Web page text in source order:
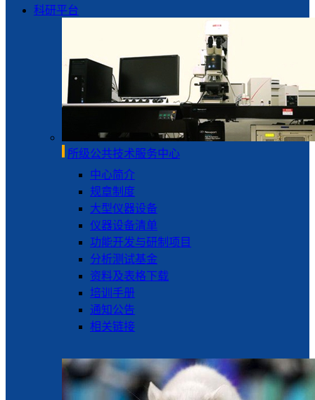
科研平台
所级公共技术服务中心
中心简介
规章制度
大型仪器设备
仪器设备清单
功能开发与研制项目
分析测试基金
资料及表格下载
培训手册
通知公告
相关链接